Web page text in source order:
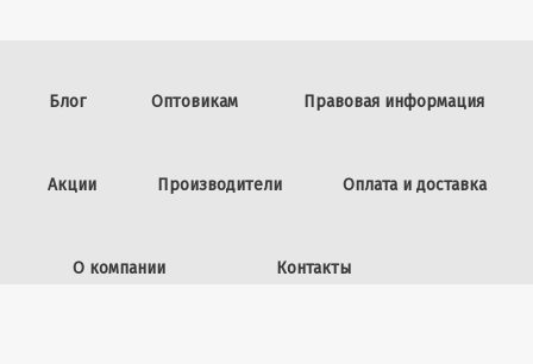
Блог Оптовикам Правовая информация
Акции Производители Оплата и доставка
О компании Контакты